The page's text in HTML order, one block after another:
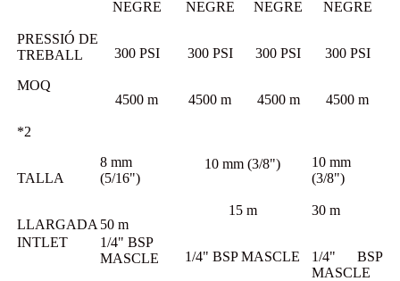
NEGRE
NEGRE NEGRE NEGRE
PRESSIÓ DE
TREBALL
300 PSI 300 PSI 300 PSI 300 PSI
MOQ
4500 m
4500 m 4500 m 4500 m
*2
TALLA
8 mm
(5/16")
10 mm (3/8")
10 mm
(3/8")
LLARGADA 50 m
15 m 30 m
INTLET
1/4" BSP
MASCLE
1/4" BSP MASCLE
1/4" BSP
MASCLE